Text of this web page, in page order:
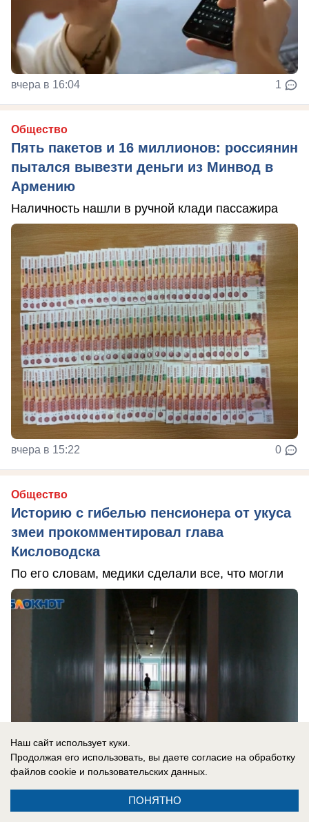
вчера в 16:04 1
Общество
Пять пакетов и 16 миллионов: россиянин
пытался вывезти деньги из Минвод в
Армению
Наличность нашли в ручной клади пассажира
вчера в 15:22 0
Общество
Историю с гибелью пенсионера от укуса
змеи прокомментировал глава
Кисловодска
По его словам, медики сделали все, что могли
вчера в 14:37 1
Наш сайт использует куки.
Продолжая его использовать, вы даете согласие на обработку
файлов cookie и пользовательских данных.
ПОНЯТНО